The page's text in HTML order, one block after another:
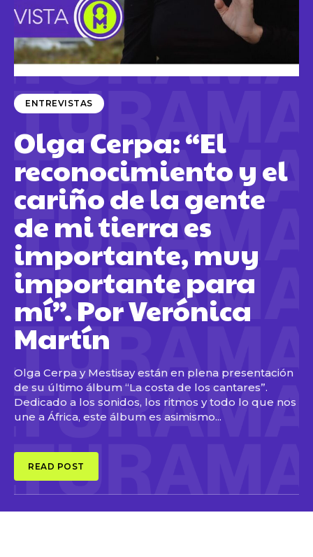
ENTREVISTAS
Olga Cerpa: “El
reconocimiento y el
cariño de la gente
de mi tierra es
importante, muy
importante para
mí”. Por Verónica
Martín
Olga Cerpa y Mestisay están en plena presentación
de su último álbum “La costa de los cantares”.
Dedicado a los sonidos, los ritmos y todo lo que nos
une a África, este álbum es asimismo...
READ POST